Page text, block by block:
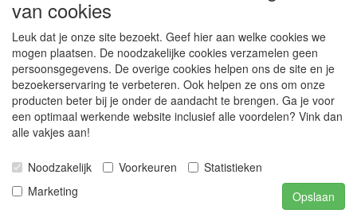
Registreren
Wachtwoord vergeten?
SOCIALE MEDIA
van cookies
Leuk dat je onze site bezoekt. Geef hier aan welke cookies we
mogen plaatsen. De noodzakelijke cookies verzamelen geen
persoonsgegevens. De overige cookies helpen ons de site en je
bezoekerservaring te verbeteren. Ook helpen ze ons om onze
producten beter bij je onder de aandacht te brengen. Ga je voor
een optimaal werkende website inclusief alle voordelen? Vink dan
alle vakjes aan!
Noodzakelijk Voorkeuren
Statistieken
Marketing
Opslaan